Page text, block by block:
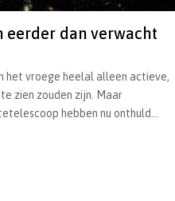
eerder dan verwacht
het vroege heelal alleen actieve,
zien zouden zijn. Maar
hebben nu onthuld...